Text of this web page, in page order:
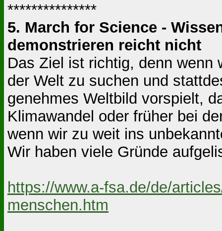
***************
5. March for Science -
demonstrieren reicht nicht
Das Ziel ist richtig, denn wenn
der Welt zu suchen und
genehmes Weltbild vorspielt,
Klimawandel oder früher bei
wenn wir zu weit ins
Wir haben viele Gründe
https://www.a-fsa.de/de/
menschen.htm